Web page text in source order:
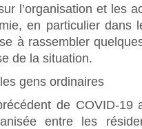
l’organisation et les
en particulier dans
à rassembler
de la situation.
gens ordinaires
de COVID-19
entre les